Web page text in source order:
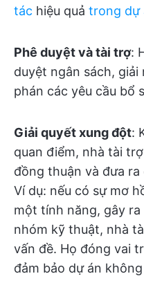
tác hiệu quả trong dự
Phê duyệt và tài trợ:
duyệt ngân sách,
phán các yêu cầu bổ
Giải quyết xung đột:
quan điểm, nhà tài
đồng thuận và đưa
Ví dụ: nếu có sự mơ
một tính năng, gây
nhóm kỹ thuật, nhà
vấn đề. Họ đóng vai
đảm bảo dự án